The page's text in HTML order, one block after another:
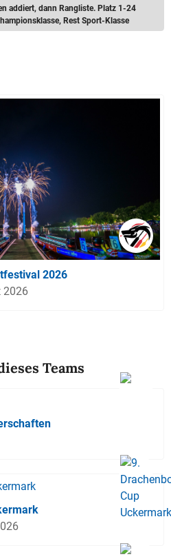
addiert, dann Rangliste. Platz 1-24
Rest Sport-Klasse
2026
2026
Teams